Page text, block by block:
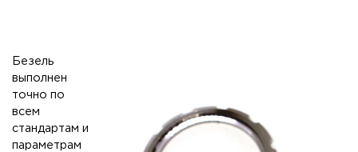
Безель
выполнен
точно по
всем
стандартам и
параметрам